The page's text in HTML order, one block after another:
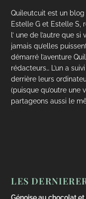
Quileutcuit est un
Estelle G et Estelle S,
l’ une de l’autre que
jamais qu’elles
démarré l’aventure
rédacteurs… L’un a
derrière leurs
(puisque qu’outre une
partageons aussi le
LES